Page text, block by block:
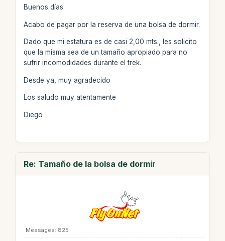
Buenos días.
Acabo de pagar por la reserva de una bolsa de dormir.
Dado que mi estatura es de casi 2,00 mts., les solicito
que la misma sea de un tamaño apropiado para no
sufrir incomodidades durante el trek.
Desde ya, muy agradecido
Los saludo muy atentamente
Diego
Re: Tamaño de la bolsa de dormir
Messages: 825